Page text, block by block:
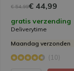
€ 54,99€ 44,99
gratis verzending
Deliverytime
Maandag verzonden
(10)